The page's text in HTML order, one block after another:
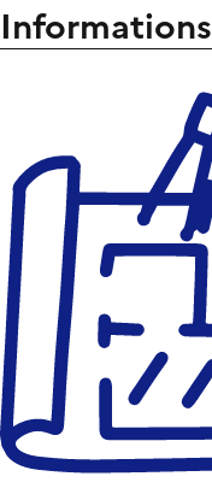
Informations